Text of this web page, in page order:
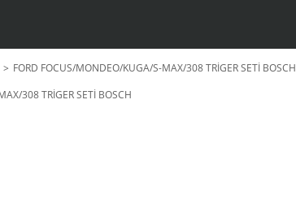
FORD FOCUS/MONDEO/KUGA/S-MAX/308 TRİGER SETİ BOSCH